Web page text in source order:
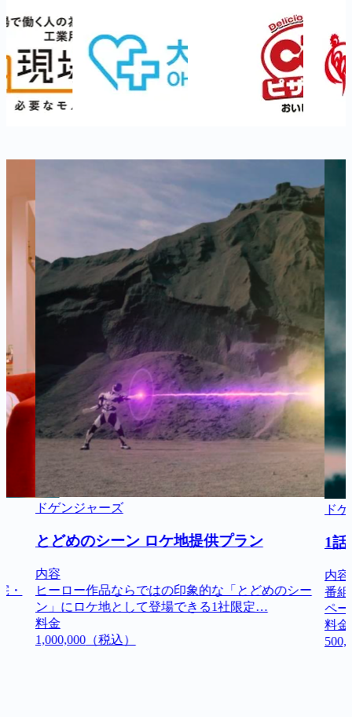
・
ドゲンジャーズ
とどめのシーン ロケ地提供プラン
内容
ヒーロー作品ならではの印象的な「とどめのシー
ン」にロケ地として登場できる1社限定…
料金
1,000,000（税込）
ド
1話
内容
番
ペ
料金